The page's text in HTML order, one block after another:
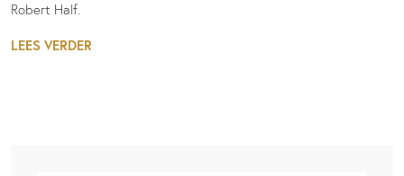
Robert Half.
LEES VERDER